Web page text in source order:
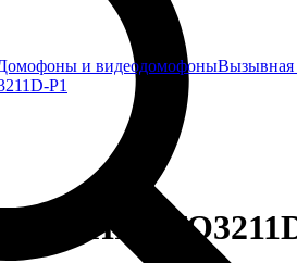
и видеодомофоныВызывная
DHI-